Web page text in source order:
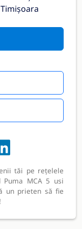
tăi pe rețelele
MCA 5 usi
un prieten să fie